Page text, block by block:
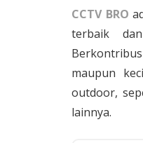
CCTV BRO
terbaik
maupun
outdoor,
lainnya.